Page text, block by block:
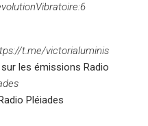
t.me/victorialuminis
les émissions Radio
Pléiades